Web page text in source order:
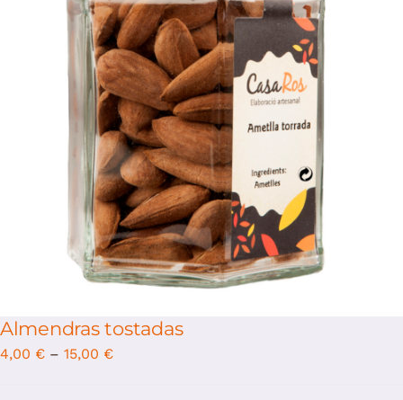
Select options
/
Almendras tostadas
4,00 € – 15,00 €